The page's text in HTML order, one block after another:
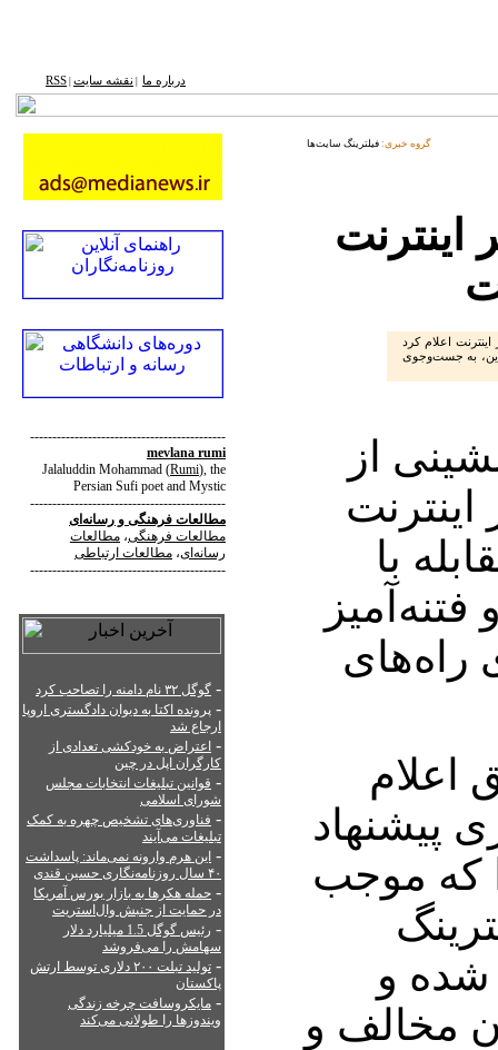
درباره ما نقشه ‌سایت RSS
--------------------------------------------
mevlana rumi
Jalaluddin Mohammad (Rumi), the
Persian Sufi poet and Mystic
--------------------------------------------
مطالعات فرهنگی و رسانه‌ای
مطالعات فرهنگی، مطالعات
رسانه‌ای، مطالعات ارتباطی
--------------------------------------------
- گوگل ۳۲ نام دامنه را تصاحب کرد
- پرونده اکتا به دیوان دادگستری اروپا
ارجاع شد
- اعتراض به خودکشی تعدادی از
کارگران اپل در چین
- قوانین تبلیغات انتخابات مجلس
شورای اسلامی
- فناوری‌های تشخیص چهره به کمک
تبلیغات می‌آیند
- این هرم وارونه نمی‌ماند: پاسداشت
۴۰ سال روزنامه‌نگاری حسین قندی
- حمله هکرها به بازار بورس آمریکا
در حمایت از جنبش وال‌استریت
-
رئیس گوگل 1.5 میلیارد دلار
سهامش را می‌فروشد
-
تولید تبلت ۲۰۰ دلاری توسط ارتش
پاکستان
- مایکروسافت چرخه زندگی
ویندوزها را طولانی می‌کند
گروه خبری: فیلترینگ سایت‌ها
اینترنت
اعلام کرد
به جست‌وجوی
از
اینترنت
با
راه‌های
اعلام
پیشنهاد
که موجب
شده و
مخالف و